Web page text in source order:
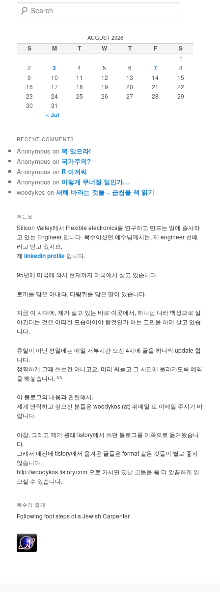
e
c
h
AUGUST 2026
S M T W T F S
1
2
3 4 5 6 7
8
9
10 11 12 13 14
15
16
17 18 19 20 21
22
23
24 25 26 27 28
29
30
31
« Jul
RECENT COMMENTS
Anonymous on 복 있으라!
Anonymous on 국가주의?
Anonymous on R 아저씨
Anonymous on 이렇게 무너질 일인가…
woodykos on새해 바라는 것들 – 곱씹을 책 읽기
저는요…
Silicon Valley에서 Flexible electronics를 연구하고 만드는 일에 종사하
고 있는 Engineer 입니다. 목수이셨던 예수님께서는, 제 engineer 선배
라고 믿고 있지요.
제linkedin profile 입니다.
95년에 미국에 와서 현재까지 미국에서 살고 있습니다.
토끼를 닮은 아내와, 다람쥐를 닮은 딸이 있습니다.
지금 이 시대에, 제가 살고 있는 바로 이곳에서, 하나님 나라 백성으로 살
아간다는 것은 어떠한 모습이어야 할것인가 하는 고민을 하며 살고 있습
니다.
휴일이 아닌 평일에는 매일 서부시간 오전 4시에 글을 하나씩 update 합
니다.
정확하게 그때 쓰는건 아니고요, 미리 써놓고 그 시간에 올라가도록 예약
을 해놓습니다. ^^
이 블로그의 내용과 관련해서,
제게 연락하고 싶으신 분들은 woodykos (at) 쥐메일 로 이메일 주시기 바
랍니다.
아참, 그리고 제가 원래 tistory에서 쓰던 블로그를 이쪽으로 옮겨왔습니
다.
그래서 예전에 tistory에서 옮겨온 글들은 format 같은 것들이 별로 좋지
않습니다.
http://woodykos.tistory.com 으로 가시면 옛날 글들을 좀 더 깔끔하게 읽
으실 수 있습니다.
목수의 졸개
Following foot steps of a Jewish Carpenter